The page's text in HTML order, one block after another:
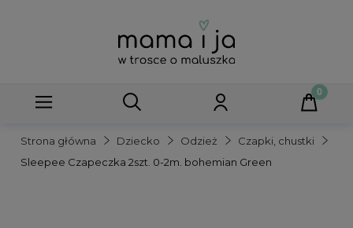
Strona główna Dziecko Odzież
Czapki, chustki
Sleepee Czapeczka 2szt. 0-2m. bohemian Green